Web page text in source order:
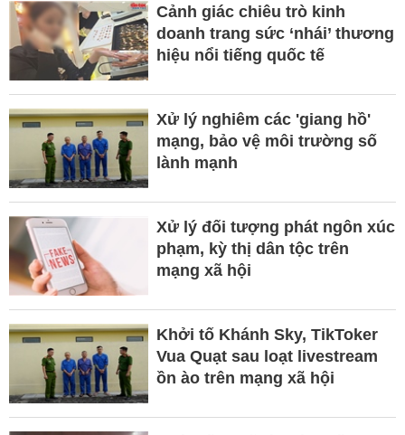
Cảnh giác chiêu trò kinh
doanh trang sức ‘nhái’ thương
hiệu nổi tiếng quốc tế
Xử lý nghiêm các 'giang hồ'
mạng, bảo vệ môi trường số
lành mạnh
Xử lý đối tượng phát ngôn xúc
phạm, kỳ thị dân tộc trên
mạng xã hội
Khởi tố Khánh Sky, TikToker
Vua Quạt sau loạt livestream
ồn ào trên mạng xã hội